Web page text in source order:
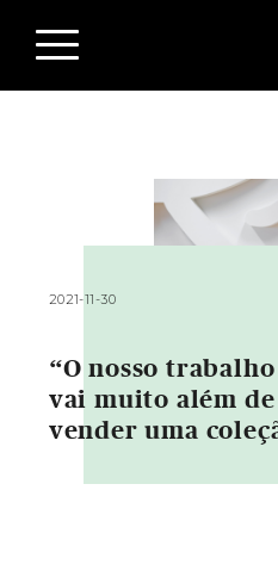
2021-11-30
“O nosso trabalho
vai muito além de
vender uma